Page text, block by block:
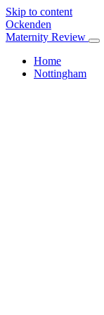
Skip to content
Ockenden
Maternity Review
Home
Nottingham